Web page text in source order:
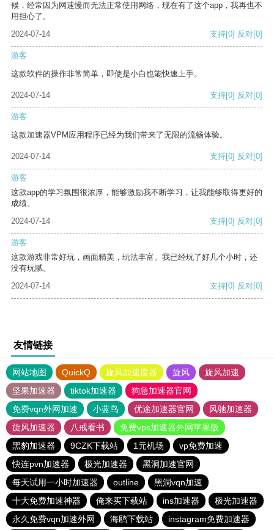
候，经常因为网速慢而无法正常使用网络，现在有了这个app，我再也不
用担心了。
2024-07-14
支持[0] 反对[0]
游客
这款软件的操作非常简单，即使是小白也能快速上手。
2024-07-14 支持[0] 反对[0]
游客
这款加速器VPM应用程序已经为我们带来了无限的流畅体验。
2024-07-14 支持[0] 反对[0]
游客
这款app的学习氛围很浓厚，能够激励我不断学习，让我能够取得更好的
成绩。
2024-07-14
支持[0] 反对[0]
游客
这款游戏非常好玩，画面精美，玩法丰富。我已经玩了好几个小时，还
没有玩腻。
2024-07-14
支持[0] 反对[0]
友情链接
网站地图 QuickQ 旋风加速度器 旋风
旋风加速
坚果加速器
tiktok加速器
狗急加速器官网
免费vqn外网加速
小蓝鸟 优途加速器官网
风驰加速器
旋风加速器
八戒看书
免费vps加速器外网苹果版
黑豹加速器
9CZK下载站 1元机场
vp免费加速
快连pvn加速器
极光加速器
黑洞加速官网
每天试用一小时加速器
outline
黑洞vqn加速
十大免费加速神器
俺来买下载站 ins加速器
极光加速器
永久免费vqn加速外网
海鸥下载站 instagram免费加速器